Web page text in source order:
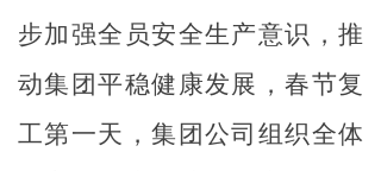
步加强全员安全生产意识，推
动集团平稳健康发展，春节复
工第一天，集团公司组织全体